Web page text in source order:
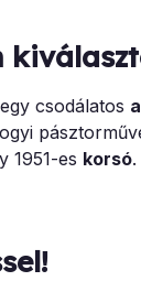
csodálatos
1951-es korsó.